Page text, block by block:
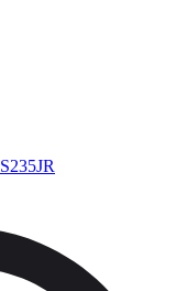
S235JR